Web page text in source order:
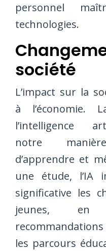
personnel
technologies.
société
L’impact sur la
à l’économie.
l’intelligence
notre
d’apprendre et
une étude, l’IA
significative les
jeunes, en
les parcours